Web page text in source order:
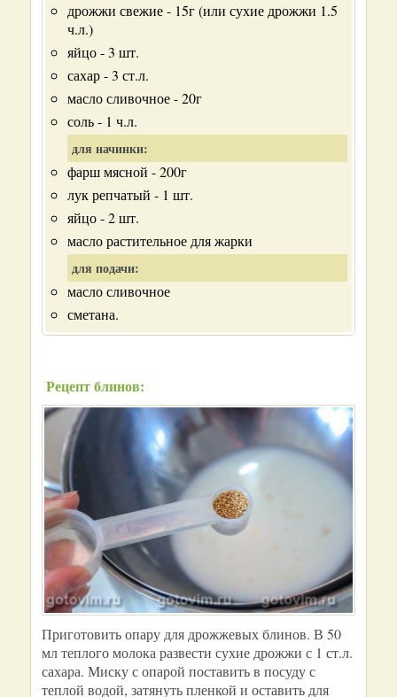
дрожжи свежие - 15г (или сухие дрожжи 1.5
ч.л.)
яйцо - 3 шт.
сахар - 3 ст.л.
масло сливочное - 20г
соль - 1 ч.л.
для начинки:
фарш мясной - 200г
лук репчатый - 1 шт.
яйцо - 2 шт.
масло растительное для жарки
для подачи:
масло сливочное
сметана.
Рецепт блинов:
Приготовить опару для дрожжевых блинов. В 50
мл теплого молока развести сухие дрожжи с 1 ст.л.
сахара. Миску с опарой поставить в посуду с
теплой водой, затянуть пленкой и оставить для